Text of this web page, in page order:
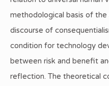
methodological basis of
discourse of
condition for technology
between risk and benefit
reflection. The theoretical